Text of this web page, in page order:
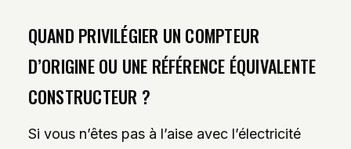
QUAND PRIVILÉGIER UN COMPTEUR
D’ORIGINE OU UNE RÉFÉRENCE ÉQUIVALENTE
CONSTRUCTEUR ?
Si vous n’êtes pas à l’aise avec l’électricité